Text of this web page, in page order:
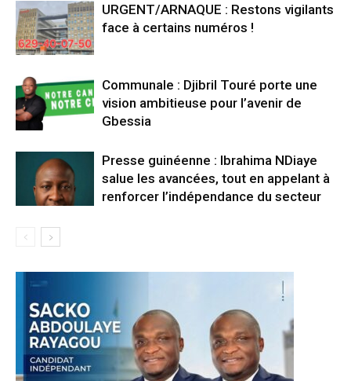
URGENT/ARNAQUE : Restons vigilants
face à certains numéros !
Communale : Djibril Touré porte une
vision ambitieuse pour l’avenir de
Gbessia
Presse guinéenne : Ibrahima NDiaye
salue les avancées, tout en appelant à
renforcer l’indépendance du secteur